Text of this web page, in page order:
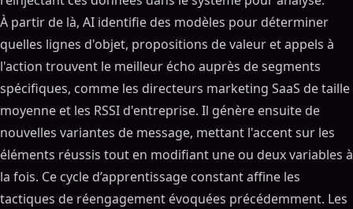
À partir de là, AI identifie des modèles pour déterminer
quelles lignes d'objet, propositions de valeur et appels à
l'action trouvent le meilleur écho auprès de segments
spécifiques, comme les directeurs marketing SaaS de taille
moyenne et les RSSI d'entreprise. Il génère ensuite de
nouvelles variantes de message, mettant l'accent sur les
éléments réussis tout en modifiant une ou deux variables à
la fois. Ce cycle d’apprentissage constant affine les
tactiques de réengagement évoquées précédemment. Les